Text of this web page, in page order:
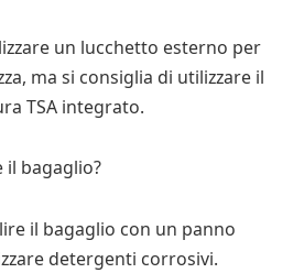
un lucchetto esterno per
ma si consiglia di utilizzare il
TSA integrato.
il bagaglio?
il bagaglio con un panno
detergenti corrosivi.